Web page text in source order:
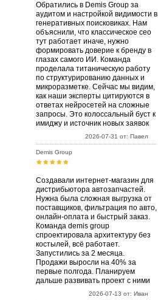
Обратились в Demis Group за
аудитом и настройкой видимости в
генеративных поисковиках. Нам
объяснили, что классическое сео
тут работает иначе, нужно
формировать доверие к бренду в
глазах самого ИИ. Команда
проделала титаническую работу
по структурированию данных и
микроразметке. Сейчас мы видим,
как наши эксперты цитируются в
ответах нейросетей на сложные
запросы. Это колоссальный буст к
имиджу и источник новых заявок
2026-07-31 от: Павел
Demis Group
Создавали интернет-магазин для
дистрибьютора автозапчастей.
Нужна была сложная выгрузка от
поставщиков, фильтрация по авто,
онлайн-оплата и быстрый заказ.
Команда demis group
спроектировала архитектуру без
костылей, всё работает.
Запустились за 2 месяца.
Продажи выросли на 40% за
первые полгода. Планируем
дальше развивать проект с ними
2026-07-13 от: Иван